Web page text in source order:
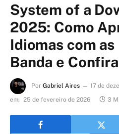
System of a
2025: Como
Idiomas com
Banda e
Por Gabriel Aires 17 de
em: 25 de fevereiro de 2026 3